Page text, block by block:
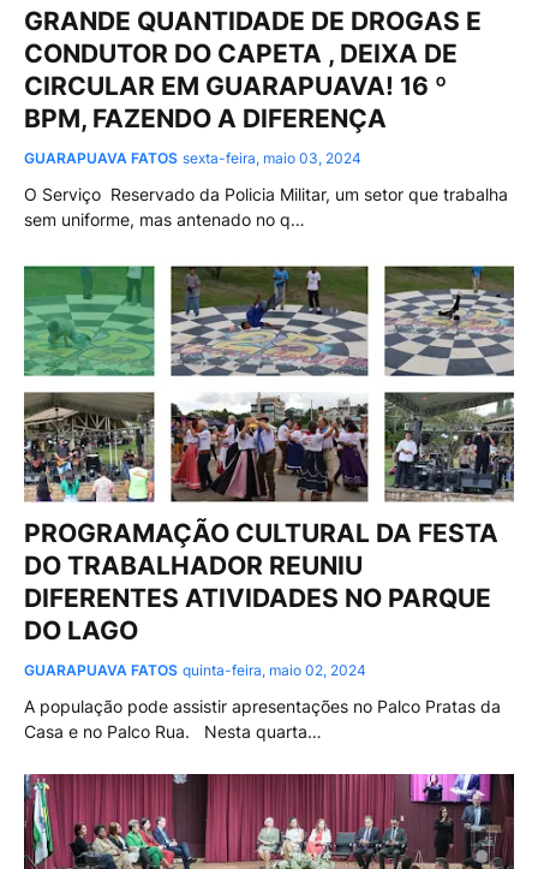
GRANDE QUANTIDADE DE DROGAS E
CONDUTOR DO CAPETA , DEIXA DE
CIRCULAR EM GUARAPUAVA! 16 º
BPM, FAZENDO A DIFERENÇA
GUARAPUAVA FATOS sexta-feira, maio 03, 2024
O Serviço Reservado da Policia Militar, um setor que trabalha
sem uniforme, mas antenado no q…
PROGRAMAÇÃO CULTURAL DA FESTA
DO TRABALHADOR REUNIU
DIFERENTES ATIVIDADES NO PARQUE
DO LAGO
GUARAPUAVA FATOS quinta-feira, maio 02, 2024
A população pode assistir apresentações no Palco Pratas da
Casa e no Palco Rua. Nesta quarta…